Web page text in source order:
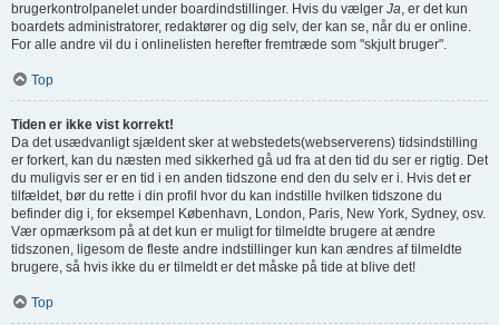
brugerkontrolpanelet under boardindstillinger. Hvis du vælger Ja, er det kun
boardets administratorer, redaktører og dig selv, der kan se, når du er online.
For alle andre vil du i onlinelisten herefter fremtræde som "skjult bruger".
Top
Tiden er ikke vist korrekt!
Da det usædvanligt sjældent sker at webstedets(webserverens) tidsindstilling
er forkert, kan du næsten med sikkerhed gå ud fra at den tid du ser er rigtig. Det
du muligvis ser er en tid i en anden tidszone end den du selv er i. Hvis det er
tilfældet, bør du rette i din profil hvor du kan indstille hvilken tidszone du
befinder dig i, for eksempel København, London, Paris, New York, Sydney, osv.
Vær opmærksom på at det kun er muligt for tilmeldte brugere at ændre
tidszonen, ligesom de fleste andre indstillinger kun kan ændres af tilmeldte
brugere, så hvis ikke du er tilmeldt er det måske på tide at blive det!
Top